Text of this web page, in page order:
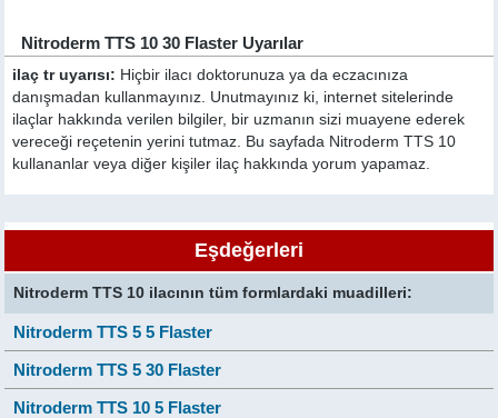
Nitroderm TTS 10 30 Flaster Uyarılar
ilaç tr uyarısı: Hiçbir ilacı doktorunuza ya da eczacınıza
danışmadan kullanmayınız. Unutmayınız ki, internet sitelerinde
ilaçlar hakkında verilen bilgiler, bir uzmanın sizi muayene ederek
vereceği reçetenin yerini tutmaz. Bu sayfada Nitroderm TTS 10
kullananlar veya diğer kişiler ilaç hakkında yorum yapamaz.
Eşdeğerleri
Nitroderm TTS 10 ilacının tüm formlardaki muadilleri:
Nitroderm TTS 5 5 Flaster
Nitroderm TTS 5 30 Flaster
Nitroderm TTS 10 5 Flaster